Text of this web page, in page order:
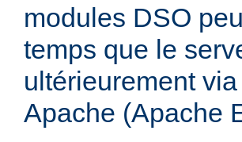
modules DSO
temps que le
ultérieurement
Apache (Apache